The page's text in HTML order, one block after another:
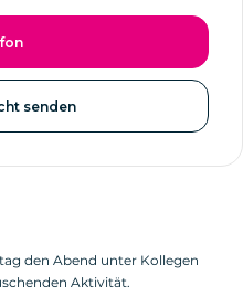
senden
den Abend unter Kollegen
Aktivität.